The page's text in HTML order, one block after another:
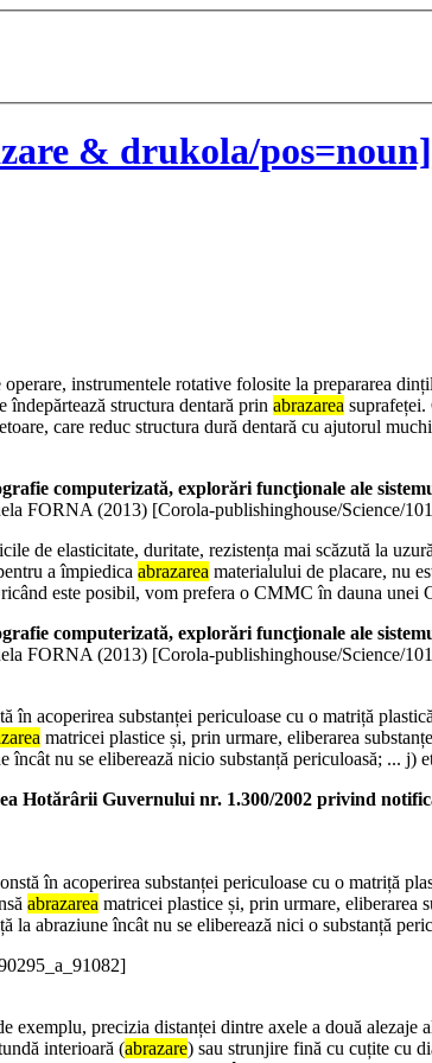
& drukola/
instrumentele rotative folosite la prepararea
structura dentară prin abrazarea
care reduc structura dură dentară cu ajutorul
computerizată, explorări funcţionale ale
FORNA (2013) [Corola-publishinghouse/Science/
de elasticitate, duritate, rezistența mai scăzută la
a împiedica abrazarea materialului de placare, nu
este posibil, vom prefera o CMMC în dauna
computerizată, explorări funcţionale ale
FORNA (2013) [Corola-publishinghouse/Science/
în acoperirea substanței periculoase cu o matriță
matricei plastice și, prin urmare, eliberarea
încât nu se eliberează nicio substanță periculoasă; ... j)
Hotărârii Guvernului nr. 1.300/2002 privind
în acoperirea substanței periculoase cu o matriță
abrazarea matricei plastice și, prin urmare, eliberarea
la abraziune încât nu se eliberează nici o substanță
precizia distanței dintre axele a două alezaje
interioară (abrazare) sau strunjire fină cu cuțite cu